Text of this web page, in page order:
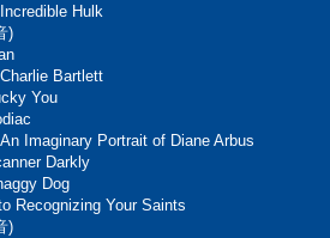
Hulk
)
Bartlett
You
Imaginary Portrait of Diane Arbus
Darkly
Dog
Recognizing Your Saints
)